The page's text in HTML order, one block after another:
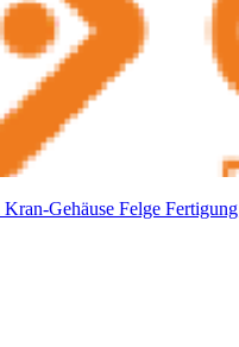
Kran-Gehäuse Felge Fertigung